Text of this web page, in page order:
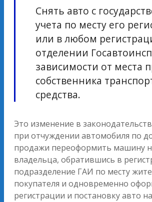
Снять авто с
учета по месту его
или в любом
отделении
зависимости от места
собственника
средства.
Это изменение в
при отчуждении автомобиля по
продажи переоформить машину
владельца, обратившись в
подразделение ГАИ по месту
покупателя и одновременно
регистрации и постановку авто